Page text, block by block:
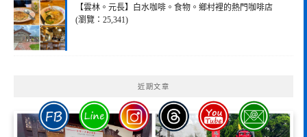
【雲林。元長】白水咖啡。食物。鄉村裡的熱門咖啡店
(瀏覽：25,341)
近期文章